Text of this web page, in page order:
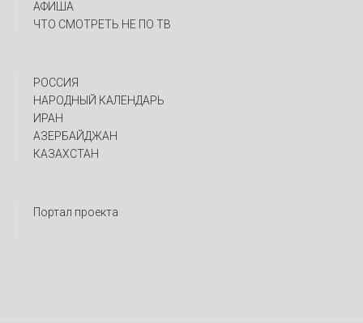
АФИША
ЧТО СМОТРЕТЬ НЕ ПО ТВ
РОССИЯ
НАРОДНЫЙ КАЛЕНДАРЬ
ИРАН
АЗЕРБАЙДЖАН
КАЗАХСТАН
Портал проекта